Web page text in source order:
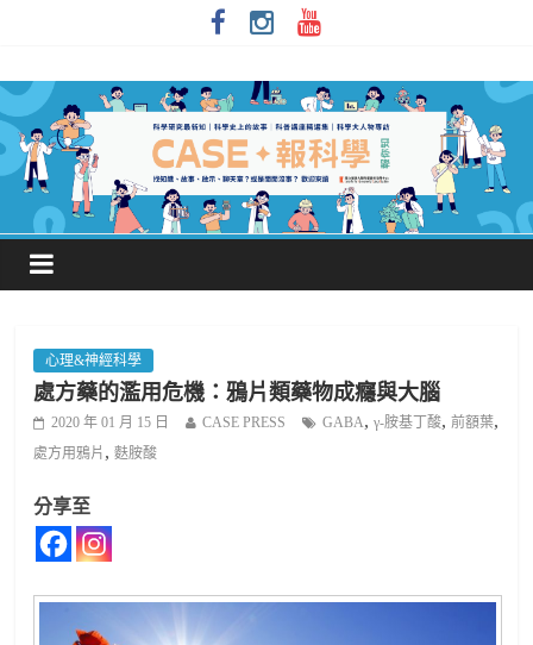
心理&神經科學
處方藥的濫用危機：鴉片類藥物成癮與大腦
2020 年 01 月 15 日 CASE PRESS GABA,γ-胺基丁酸,前額葉,
處方用鴉片 ,麩胺酸
分享至